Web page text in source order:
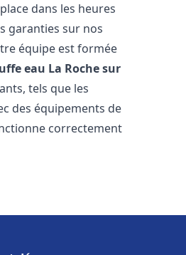
dans les heures
garanties sur nos
équipe est formée
eau La Roche sur
tels que les
des équipements de
correctement